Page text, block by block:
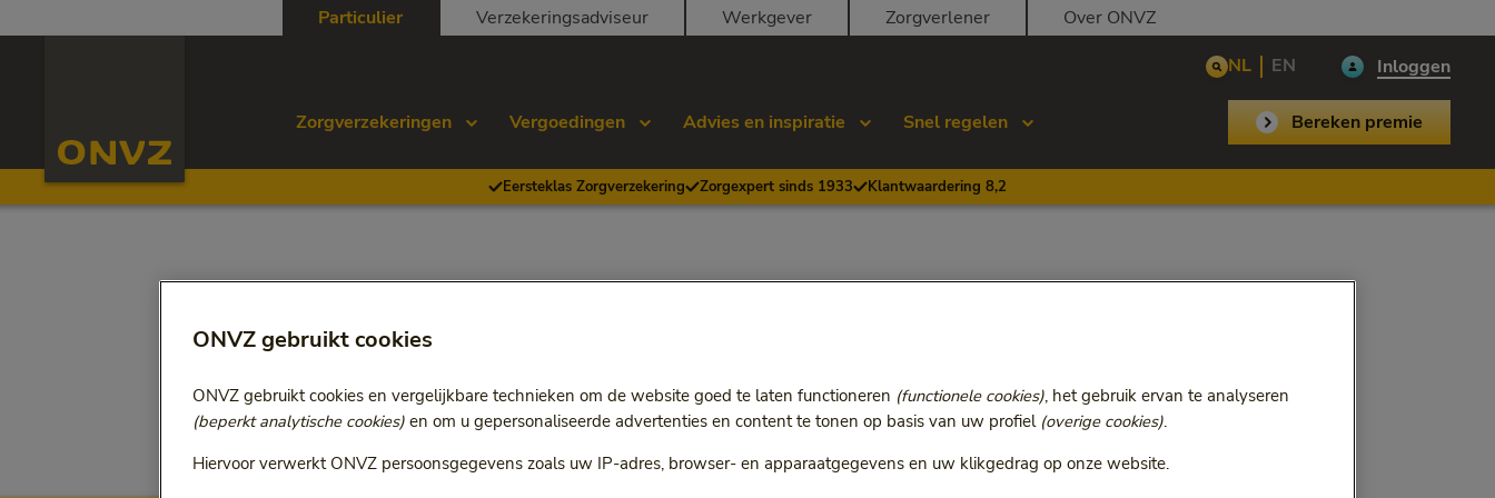
Particulier Verzekeringsadviseur Werkgever Zorgverlener
Over ONVZ
NL EN Inloggen
Zorgverzekeringen Vergoedingen Advies en inspiratie Snel regelen Bereken premie
Eersteklas Zorgverzekering Zorgexpert sinds 1933 Klantwaardering 8,2
ONVZ gebruikt cookies
ONVZ gebruikt cookies en vergelijkbare technieken om de website goed te laten functioneren (functionele cookies), het gebruik ervan te analyseren
(beperkt analytische cookies) en om u gepersonaliseerde advertenties en content te tonen op basis van uw profiel (overige cookies).
Hiervoor verwerkt ONVZ persoonsgegevens zoals uw IP-adres, browser- en apparaatgegevens en uw klikgedrag op onze website.